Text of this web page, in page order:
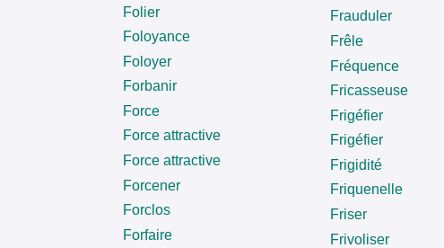
Folier
Foloyance
Foloyer
Forbanir
Force
Force attractive
Force attractive
Forcener
Forclos
Forfaire
Frauduler
Frêle
Fréquence
Fricasseuse
Frigéfier
Frigéfier
Frigidité
Friquenelle
Friser
Frivoliser